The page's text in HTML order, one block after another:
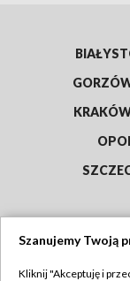
Szanujemy Twoją
Kliknij "Akceptuję i